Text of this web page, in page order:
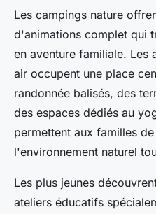
Les campings nature
d'animations complet qui
en aventure familiale. Les
air occupent une place
randonnée balisés, des
des espaces dédiés au
permettent aux familles de
l'environnement naturel
Les plus jeunes
ateliers éducatifs